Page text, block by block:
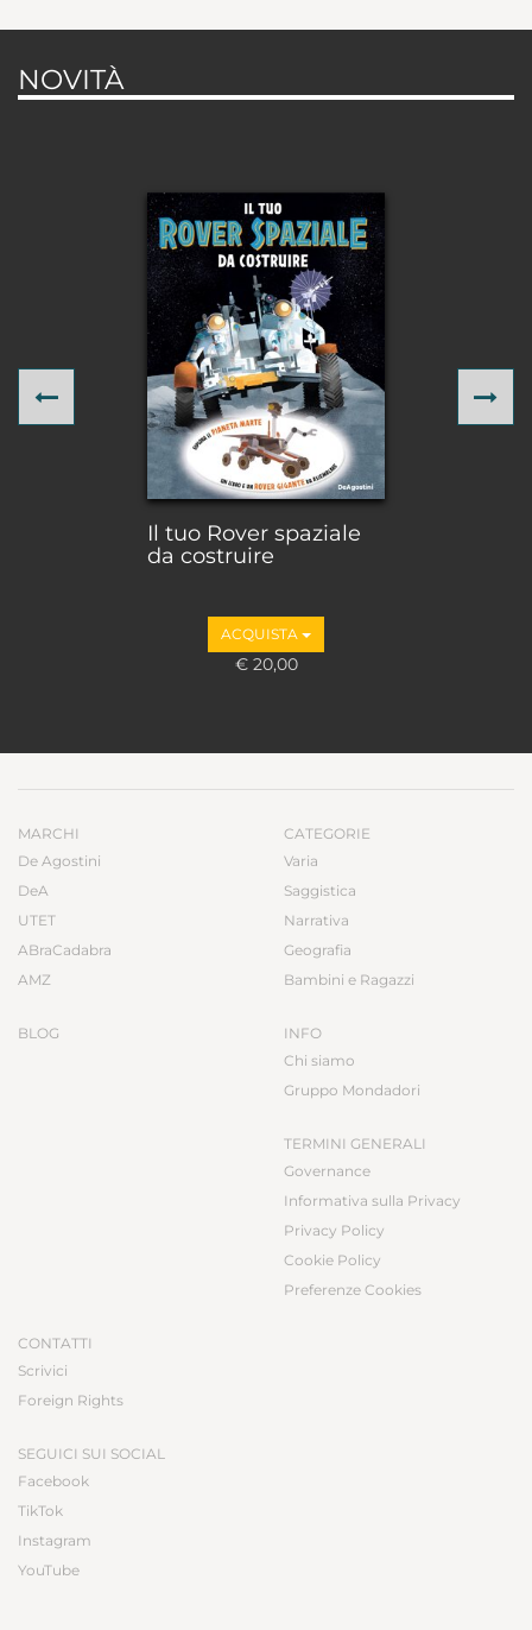
NOVITÀ
Il tuo Rover spaziale
da costruire
ACQUISTA
€ 20,00
Previous
MARCHI
De Agostini
DeA
UTET
ABraCadabra
AMZ
BLOG
CATEGORIE
Varia
Saggistica
Narrativa
Geografia
Bambini e Ragazzi
INFO
Chi siamo
Gruppo Mondadori
TERMINI GENERALI
Governance
Informativa sulla Privacy
Privacy Policy
Cookie Policy
Preferenze Cookies
CONTATTI
Scrivici
Foreign Rights
SEGUICI SUI SOCIAL
Facebook
TikTok
Instagram
YouTube